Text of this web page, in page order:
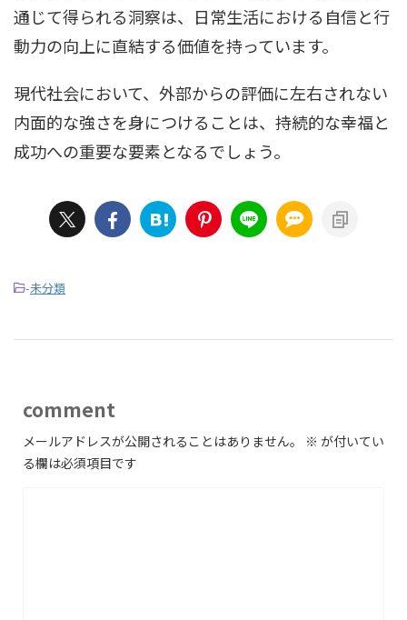
通じて得られる洞察は、日常生活における自信と行
動力の向上に直結する価値を持っています。
現代社会において、外部からの評価に左右されない
内面的な強さを身につけることは、持続的な幸福と
成功への重要な要素となるでしょう。
-未分類
comment
メールアドレスが公開されることはありません。 ※ が付いてい
る欄は必須項目です